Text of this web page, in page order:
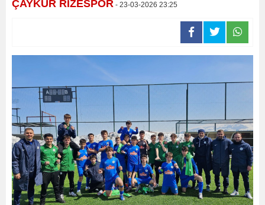
ÇAYKUR RİZESPOR - 23-03-2026 23:25